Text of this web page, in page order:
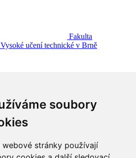
soubory
webové stránky používají
Fakulta
učení technické v Brně